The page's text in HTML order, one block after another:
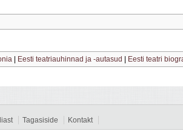
Eesti teatriauhinnad ja -autasud Eesti teatri
Tagasiside Kontakt